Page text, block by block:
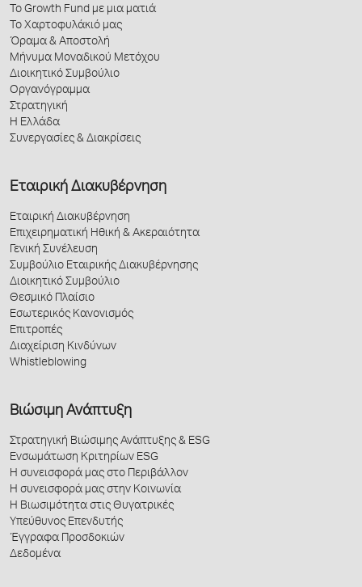
Το Growth Fund με μια ματιά
Το Χαρτοφυλάκιό μας
Όραμα & Αποστολή
Μήνυμα Μοναδικού Μετόχου
Διοικητικό Συμβούλιο
Οργανόγραμμα
Στρατηγική
Η Ελλάδα
Συνεργασίες & Διακρίσεις
Εταιρική Διακυβέρνηση
Εταιρική Διακυβέρνηση
Επιχειρηματική Ηθική & Ακεραιότητα
Γενική Συνέλευση
Συμβούλιο Εταιρικής Διακυβέρνησης
Διοικητικό Συμβούλιο
Θεσμικό Πλαίσιο
Εσωτερικός Κανονισμός
Επιτροπές
Διαχείριση Κινδύνων
Whistleblowing
Βιώσιμη Ανάπτυξη
Στρατηγική Βιώσιμης Ανάπτυξης & ESG
Ενσωμάτωση Κριτηρίων ESG
Η συνεισφορά μας στο Περιβάλλον
Η συνεισφορά μας στην Κοινωνία
Η Βιωσιμότητα στις Θυγατρικές
Υπεύθυνος Επενδυτής
Έγγραφα Προσδοκιών
Δεδομένα